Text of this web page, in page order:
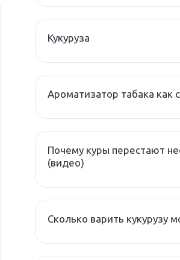
Кукуруза
Ароматизатор табака как
Почему куры перестают
(видео)
Сколько варить кукурузу